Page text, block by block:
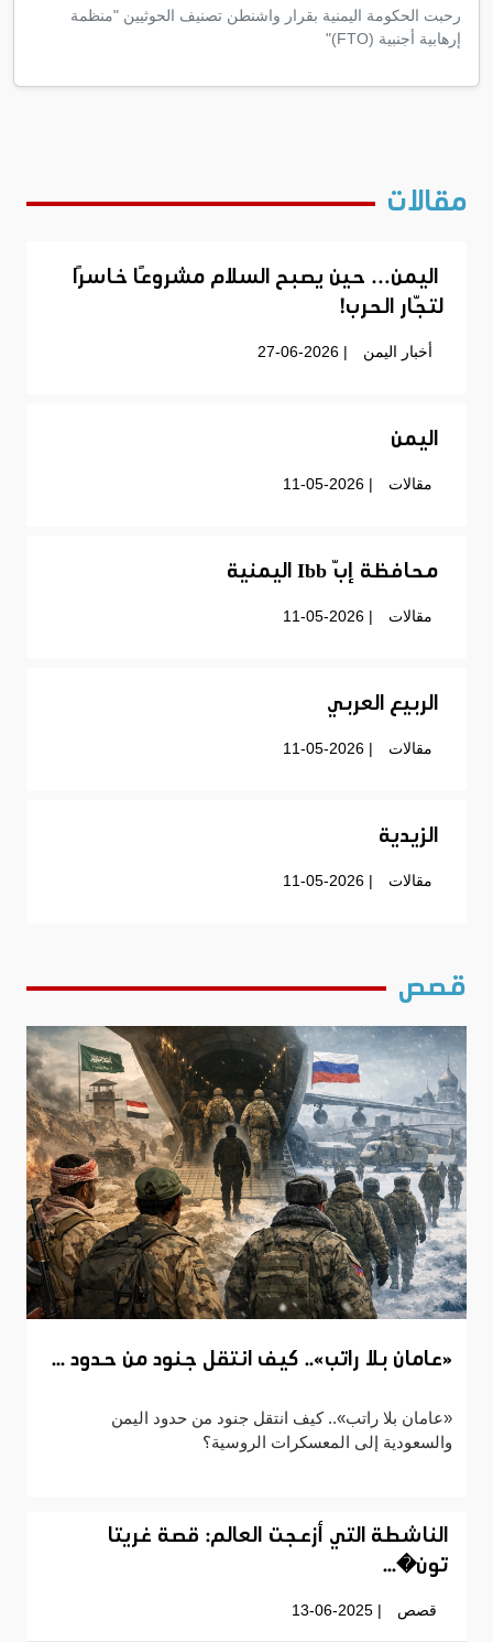
رحبت الحكومة اليمنية بقرار واشنطن تصنيف الحوثيين "منظمة
إرهابية أجنبية (FTO)"
مقالات
اليمن… حين يصبح السلام مشروعًا خاسرًا
لتجّار الحرب!
أخبار اليمن | 27-06-2026
اليمن
مقالات | 11-05-2026
محافظة إبّ Ibb اليمنية
مقالات | 11-05-2026
الربيع العربي
مقالات | 11-05-2026
الزيدية
مقالات | 11-05-2026
قصص
«عامان بلا راتب».. كيف انتقل جنود من حدود ...
«عامان بلا راتب».. كيف انتقل جنود من حدود اليمن
والسعودية إلى المعسكرات الروسية؟
الناشطة التي أزعجت العالم: قصة غريتا
تون�...
قصص | 13-06-2025